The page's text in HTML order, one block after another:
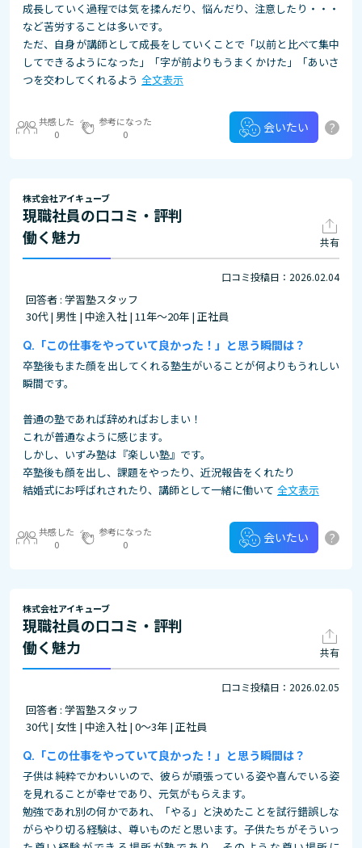
成長していく過程では気を揉んだり、悩んだり、注意したり・・・
など苦労することは多いです。
ただ、自身が講師として成長をしていくことで「以前と比べて集中
してできるようになった」「字が前よりもうまくかけた」「あいさ
つを交わしてくれるよう 全文表示
共感した
0
参考になった
0
会いたい ?
株式会社アイキューブ
現職社員の口コミ・評判
働く魅力
共有
口コミ投稿日：2026.02.04
回答者 : 学習塾スタッフ
30代 | 男性 | 中途入社 | 11年～20年 | 正社員
「この仕事をやっていて良かった！」と思う瞬間は？
卒塾後もまた顔を出してくれる塾生がいることが何よりもうれしい
瞬間です。
普通の塾であれば辞めればおしまい！
これが普通なように感じます。
しかし、いずみ塾は『楽しい塾』です。
卒塾後も顔を出し、課題をやったり、近況報告をくれたり
結婚式にお呼ばれされたり、講師として一緒に働いて 全文表示
共感した
0
参考になった
0
会いたい ?
株式会社アイキューブ
現職社員の口コミ・評判
働く魅力
共有
口コミ投稿日：2026.02.05
回答者 : 学習塾スタッフ
30代 | 女性 | 中途入社 | 0～3年 | 正社員
「この仕事をやっていて良かった！」と思う瞬間は？
子供は純粋でかわいいので、彼らが頑張っている姿や喜んでいる姿
を見れることが幸せであり、元気がもらえます。
勉強であれ別の何かであれ、「やる」と決めたことを試行錯誤しな
がらやり切る経験は、尊いものだと思います。子供たちがそういっ